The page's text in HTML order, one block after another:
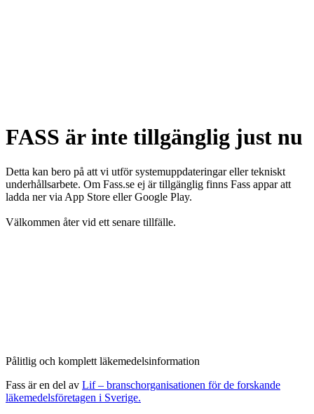
FASS är inte tillgänglig just nu
Detta kan bero på att vi utför systemuppdateringar eller tekniskt
underhållsarbete. Om Fass.se ej är tillgänglig finns Fass appar att
ladda ner via App Store eller Google Play.
Välkommen åter vid ett senare tillfälle.
Pålitlig och komplett läkemedelsinformation
Fass är en del av Lif – branschorganisationen för de forskande
läkemedelsföretagen i Sverige.